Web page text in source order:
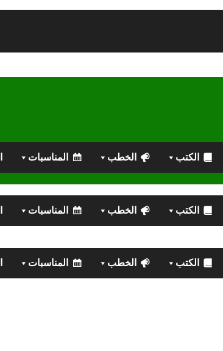
الكتب الخطب المناسبات
الكتب الخطب المناسبات
الكتب الخطب المناسبات